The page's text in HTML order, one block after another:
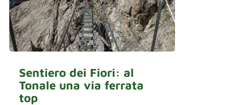
Sentiero dei Fiori: al
Tonale una via ferrata
top